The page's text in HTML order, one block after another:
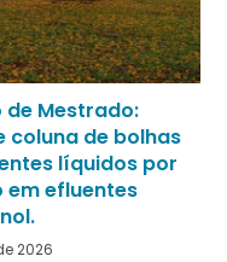
de Mestrado:
coluna de bolhas
líquidos por
efluentes
2026